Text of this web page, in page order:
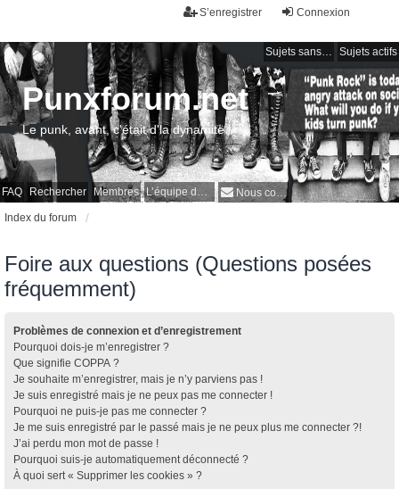
Connexion
S’enregistrer
Sujets sans réponse Sujets actifs
FAQ Rechercher Membres L’équipe du forum Nous contacter
Punxforum.net
Le punk, avant, c'était d'la dynamite !
Index du forum
Foire aux questions (Questions posées
fréquemment)
Problèmes de connexion et d’enregistrement
Pourquoi dois-je m’enregistrer ?
Que signifie COPPA ?
Je souhaite m’enregistrer, mais je n’y parviens pas !
Je suis enregistré mais je ne peux pas me connecter !
Pourquoi ne puis-je pas me connecter ?
Je me suis enregistré par le passé mais je ne peux plus me connecter ?!
J’ai perdu mon mot de passe !
Pourquoi suis-je automatiquement déconnecté ?
À quoi sert « Supprimer les cookies » ?